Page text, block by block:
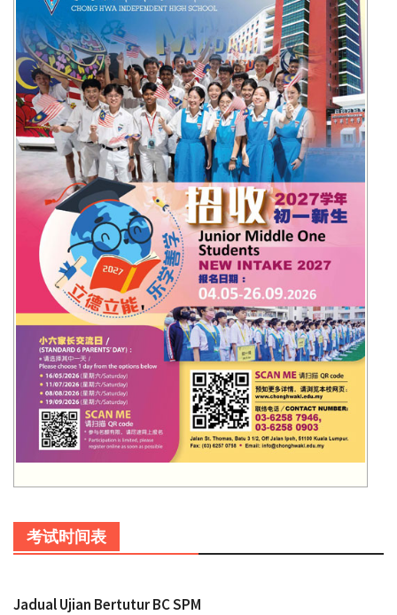
考试时间表
Jadual Ujian Bertutur BC SPM